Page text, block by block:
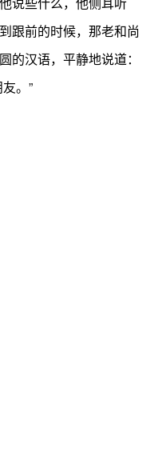
跟前的时候，那老和尚
的汉语，平静地说道：
。”